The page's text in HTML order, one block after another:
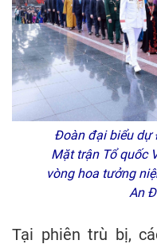
Đoàn đại biểu dự
Mặt trận Tổ quốc
vòng hoa tưởng
An
Tại phiên trù bị,